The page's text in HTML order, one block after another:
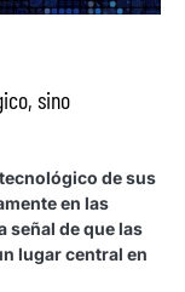
sino
de sus
en las
señal de que las
lugar central en